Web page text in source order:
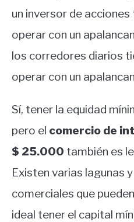
un inversor de
operar con un
los corredores diarios
operar con un
Sí, tener la equidad
pero el comercio de
$ 25.000 también es
Existen varias lagunas
comerciales que
ideal tener el capital